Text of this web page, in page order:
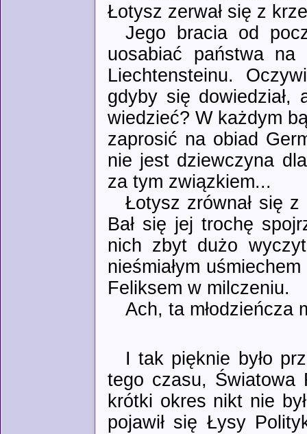
Łotysz zerwał się z
Jego bracia od
uosabiać państwa
Liechtensteinu.
gdyby się
wiedzieć? W każdym
zaprosić na obiad
nie jest dziewczyna
za tym związkiem...
Łotysz zrównał się
Bał się jej trochę
nich zbyt dużo
nieśmiałym
Feliksem w milczeniu.
Ach, ta młodzieńcza
I tak pięknie było
tego czasu, Światowa
krótki okres nikt nie
pojawił się Łysy